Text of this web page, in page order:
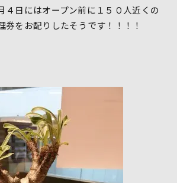
４日にはオープン前に１５０人近くの
券をお配りしたそうです！！！！